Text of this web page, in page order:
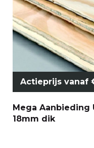
Actieprijs vanaf
Mega Aanbieding
18mm dik